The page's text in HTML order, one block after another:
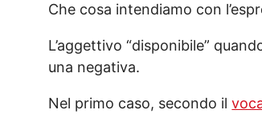
Che cosa intendiamo con
L’aggettivo “disponibile”
una negativa.
Nel primo caso, secondo il